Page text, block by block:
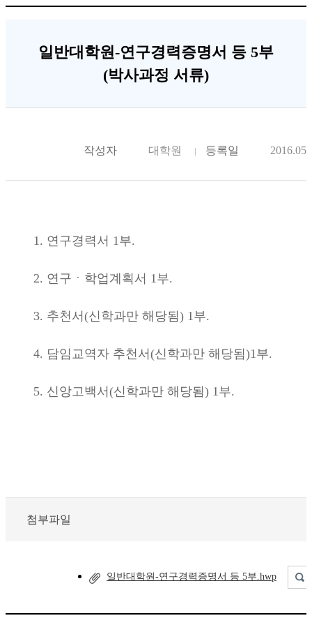
일반대학원-연구경력증명서 등 5부
(박사과정 서류)
작성자 대학원 등록일
1. 연구경력서 1부.
2. 연구ㆍ학업계획서 1부.
3. 추천서(신학과만 해당됨) 1부.
4. 담임교역자 추천서(신학과만 해당됨)1부.
5. 신앙고백서(신학과만 해당됨) 1부.
첨부파일
일반대학원-연구경력증명서 등 5부.hwp